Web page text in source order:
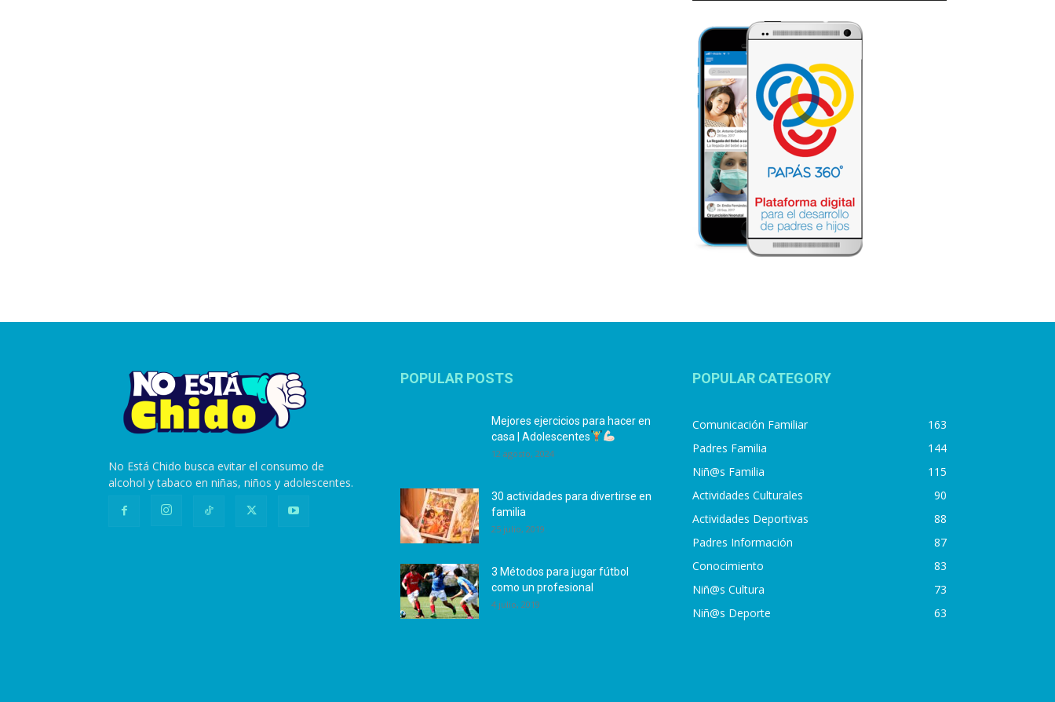
No Está Chido busca evitar el consumo de
alcohol y tabaco en niñas, niños y adolescentes.
POPULAR POSTS
Mejores ejercicios para hacer en
casa | Adolescentes
12 agosto, 2024
30 actividades para divertirse en
familia
25 julio, 2019
3 Métodos para jugar fútbol
como un profesional
4 julio, 2019
POPULAR CATEGORY
Comunicación Familiar
163
Padres Familia
144
Niñ@s Familia
115
Actividades Culturales
90
Actividades Deportivas
88
Padres Información
87
Conocimiento
83
Niñ@s Cultura
73
Niñ@s Deporte
63